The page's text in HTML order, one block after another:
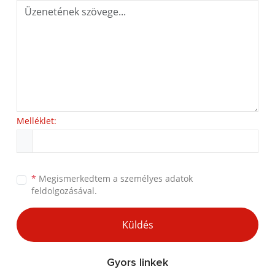
Melléklet:
* Megismerkedtem a személyes adatok
feldolgozásával.
Küldés
Gyors linkek